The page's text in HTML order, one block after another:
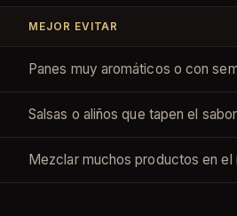
MEJOR EVITAR
Panes muy aromáticos o con
Salsas o aliños que tapen el sabor
Mezclar muchos productos en el